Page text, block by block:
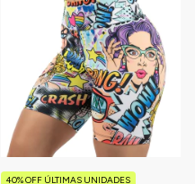
40% OFF ÚLTIMAS UNIDADES